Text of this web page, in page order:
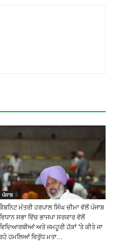
ਪੰਜਾਬ
ਮੰਤਰੀ ਹਰਪਾਲ ਸਿੰਘ ਚੀਮਾ ਵੱਲੋਂ ਪੰਜਾਬ
ਸਭਾ ਵਿੱਚ ਭਾਜਪਾ ਸਰਕਾਰ ਵੱਲੋਂ
ਅਤੇ ਜਮਹੂਰੀ ਹੱਕਾਂ ‘ਤੇ ਕੀਤੇ ਜਾ
ਹਮਲਿਆਂ ਵਿਰੁੱਧ ਮਤਾ...